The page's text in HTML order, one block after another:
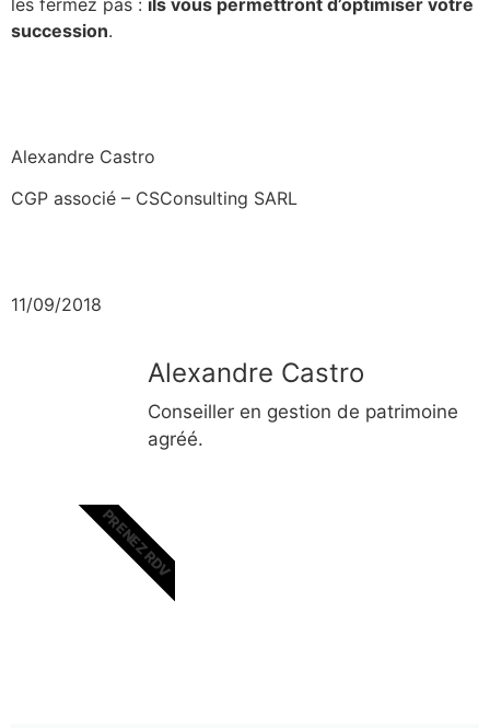
succession.
Alexandre Castro
CGP associé – CSConsulting SARL
11/09/2018
Alexandre Castro
Conseiller en gestion de patrimoine
agréé.
PRENEZ RDV